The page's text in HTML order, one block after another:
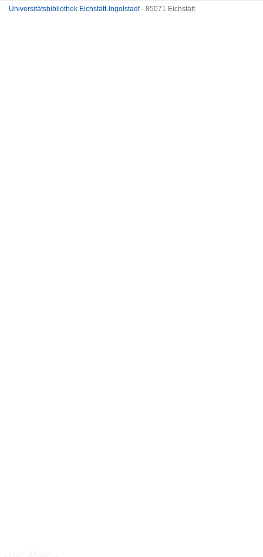
Universitätsbibliothek Eichstätt-Ingolstadt- 85071 Eichstätt